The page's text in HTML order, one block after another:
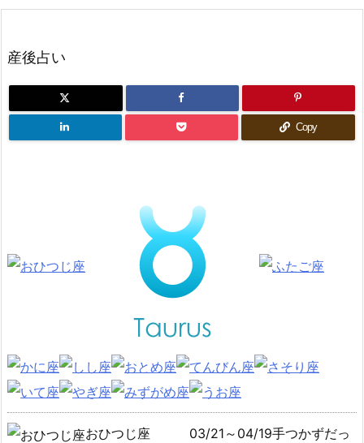
産後占い
Copy
おひつじ座 03/21～04/19手つかずだっ